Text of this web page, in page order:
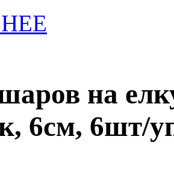
на
6см, 6шт/